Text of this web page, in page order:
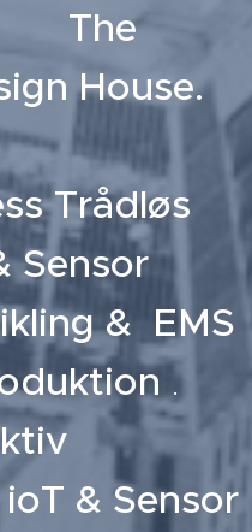
House.
Trådløs
Sensor
& EMS
.
ioT & Sensor